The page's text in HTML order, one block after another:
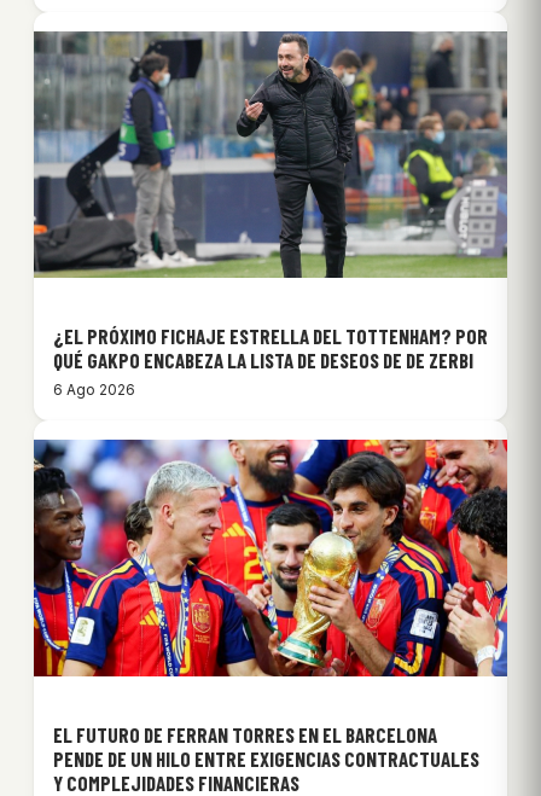
¿EL PRÓXIMO FICHAJE ESTRELLA DEL TOTTENHAM? POR
QUÉ GAKPO ENCABEZA LA LISTA DE DESEOS DE DE ZERBI
6 Ago 2026
EL FUTURO DE FERRAN TORRES EN EL BARCELONA
PENDE DE UN HILO ENTRE EXIGENCIAS CONTRACTUALES
Y COMPLEJIDADES FINANCIERAS